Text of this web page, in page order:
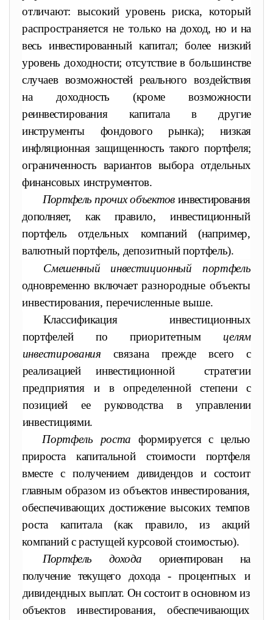
отличают: высокий уровень риска, который
распространяется не только на доход, но и на
весь инвестированный капитал; более низкий
уровень доходности; отсутствие в большинстве
случаев возможностейреального воздействия
на доходность (кроме возможности
реинвестирования капитала в другие
инструменты фондового рынка); низкая
инфляционная защищенность такого портфеля;
ограниченность вариантов выбора отдельных
финансовых инструментов.
Портфель прочих объектов инвестирования
дополняет, как правило, инвестиционный
портфель отдельных компаний (например,
валютный портфель, депозитный портфель).
Смешенный инвестиционный портфель
одновременно включает разнородные объекты
инвестирования, перечисленные выше.
Классификация инвестиционных
портфелей по приоритетным целям
инвестированиясвязана прежде всего с
реализацией инвестиционнойстратегии
предприятия и в определенной степени с
позицией ее руководства в управлении
инвестициями.
Портфель роста формируется с целью
прироста капитальнойстоимости портфеля
вместе с получением дивидендов и состоит
главным образом из объектов инвестирования,
обеспечивающих достижение высоких темпов
роста капитала (как правило, из акций
компаний с растущей курсовой стоимостью).
Портфель дохода ориентирован на
получение текущего дохода -процентных и
дивидендных выплат. Он состоит в основном из
объектов инвестирования, обеспечивающих